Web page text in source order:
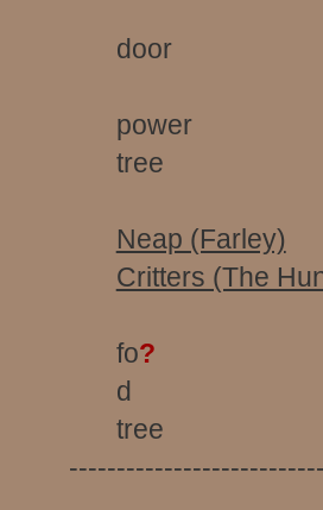
door
power
tree
Neap (Farley)
Critters (The
fo?
d
tree